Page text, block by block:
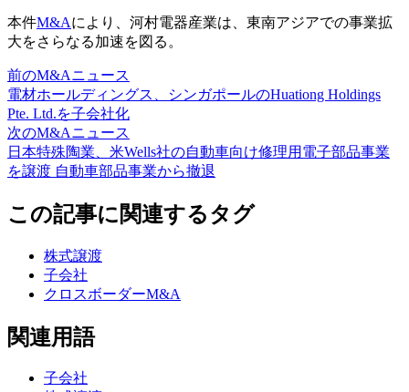
本件M&Aにより、河村電器産業は、東南アジアでの事業拡
大をさらなる加速を図る。
前のM&Aニュース
電材ホールディングス、シンガポールのHuationg Holdings
Pte. Ltd.を子会社化
次のM&Aニュース
日本特殊陶業、米Wells社の自動車向け修理用電子部品事業
を譲渡 自動車部品事業から撤退
この記事に関連するタグ
株式譲渡
子会社
クロスボーダーM&A
関連用語
子会社